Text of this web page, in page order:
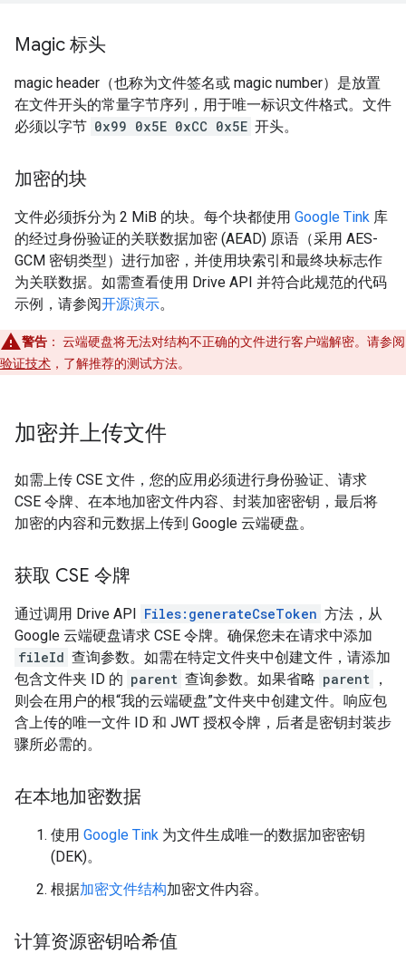
Magic 标头
magic header（也称为文件签名或 magic number）是放置
在文件开头的常量字节序列，用于唯一标识文件格式。文件
必须以字节 0x99 0x5E 0xCC 0x5E 开头。
加密的块
文件必须拆分为 2 MiB 的块。每个块都使用 Google Tink 库
的经过身份验证的关联数据加密 (AEAD) 原语（采用 AES-
GCM 密钥类型）进行加密，并使用块索引和最终块标志作
为关联数据。如需查看使用 Drive API 并符合此规范的代码
示例，请参阅开源演示。
警告 ： 云端硬盘将无法对结构不正确的文件进行客户端解密。请参阅
验证技术 ，了解推荐的测试方法。
加密并上传文件
如需上传 CSE 文件，您的应用必须进行身份验证、请求
CSE 令牌、在本地加密文件内容、封装加密密钥，最后将
加密的内容和元数据上传到 Google 云端硬盘。
获取 CSE 令牌
通过调用 Drive API Files:generateCseToken 方法，从
Google 云端硬盘请求 CSE 令牌。确保您未在请求中添加
fileId 查询参数。如需在特定文件夹中创建文件，请添加
包含文件夹 ID 的 parent 查询参数。如果省略 parent ，
则会在用户的根“我的云端硬盘”文件夹中创建文件。响应包
含上传的唯一文件 ID 和 JWT 授权令牌，后者是密钥封装步
骤所必需的。
在本地加密数据
使用 Google Tink 为文件生成唯一的数据加密密钥
(DEK)。
根据加密文件结构加密文件内容。
计算资源密钥哈希值